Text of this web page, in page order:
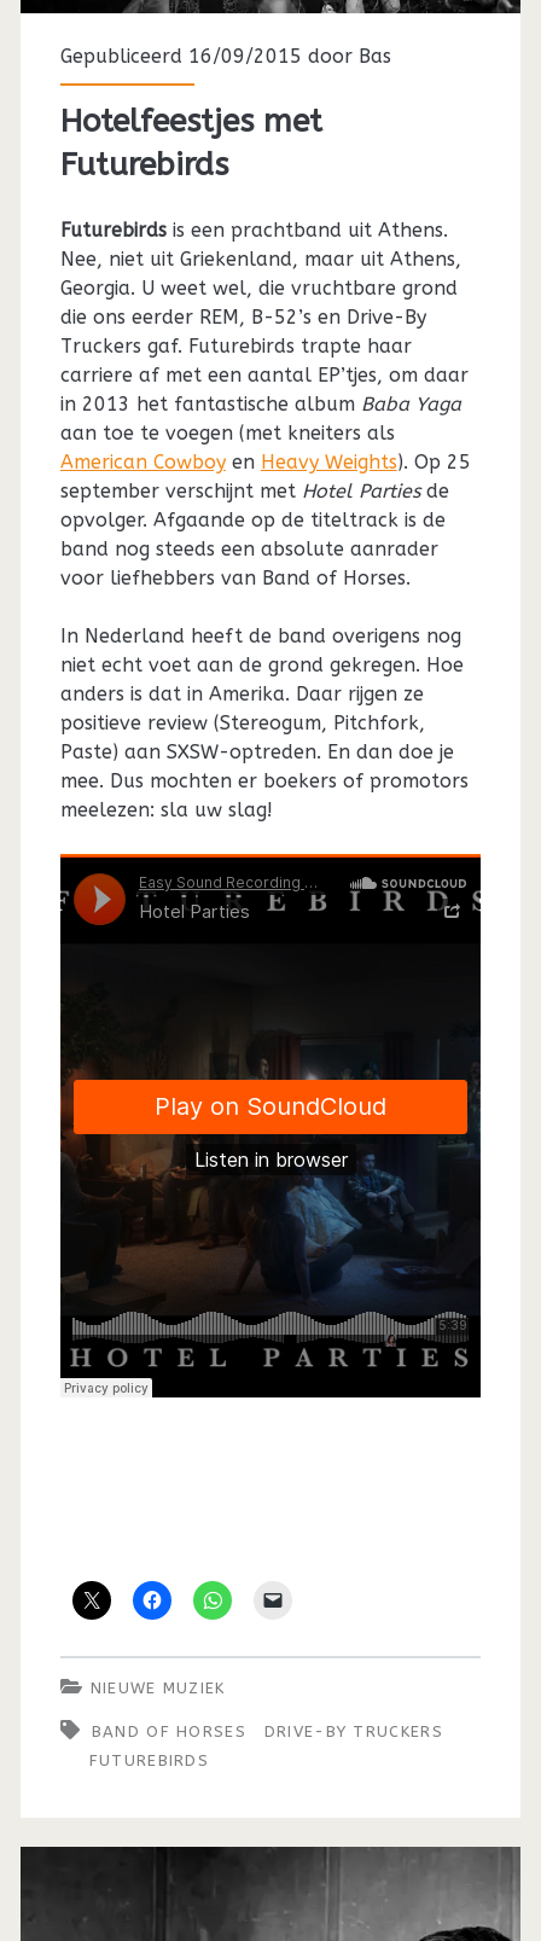
Gepubliceerd 16/09/2015 door Bas
Hotelfeestjes met
Futurebirds
Futurebirdsis een prachtband uit Athens.
Nee, niet uit Griekenland, maar uit Athens,
Georgia. U weet wel, die vruchtbare grond
die ons eerder REM, B-52’s en Drive-By
Truckers gaf. Futurebirds trapte haar
carriere af met een aantal EP’tjes, om daar
in 2013 het fantastische album Baba Yaga
aan toe te voegen (met kneiters als
American Cowboyen Heavy Weights). Op 25
september verschijnt met Hotel Partiesde
opvolger. Afgaande op de titeltrack is de
band nog steeds een absolute aanrader
voor liefhebbers van Band of Horses.
In Nederland heeft de band overigens nog
niet echt voet aan de grond gekregen. Hoe
anders is dat in Amerika. Daar rijgen ze
positieve review (Stereogum, Pitchfork,
Paste) aan SXSW-optreden. En dan doe je
mee. Dus mochten er boekers of promotors
meelezen: sla uw slag!
NIEUWE MUZIEK
BAND OF HORSES
DRIVE-BY TRUCKERS
FUTUREBIRDS